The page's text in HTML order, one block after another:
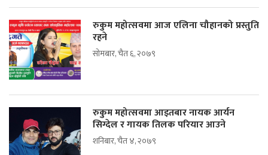
रुकुम महोत्सवमा आज एलिना चौहानको प्रस्तुति
रहने
सोमबार, चैत ६, २०७९
रुकुम महोत्सवमा आइतबार नायक आर्यन
सिग्देल र गायक तिलक परियार आउने
शनिबार, चैत ४, २०७९